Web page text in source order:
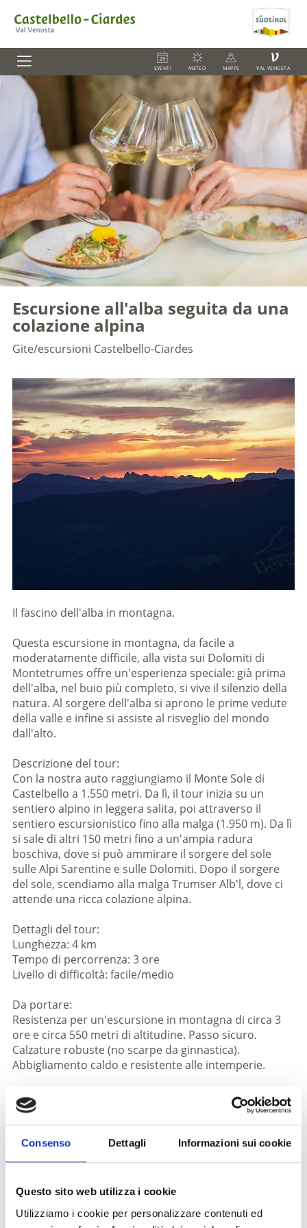
Consenso Dettagli Informazioni sui cookie
Questo sito web utilizza i cookie
Utilizziamo i cookie per personalizzare contenuti ed
EVENTI METEO MAPPS
V
VAL VENOSTA
Escursione all'alba seguita da una
colazione alpina
Gite/escursioni Castelbello-Ciardes
Il fascino dell'alba in montagna.
Questa escursione in montagna, da facile a
moderatamente difficile, alla vista sui Dolomiti di
Montetrumes offre un'esperienza speciale: già prima
dell'alba, nel buio più completo, si vive il silenzio della
natura. Al sorgere dell'alba si aprono le prime vedute
della valle e infine si assiste al risveglio del mondo
dall'alto.
Descrizione del tour:
Con la nostra auto raggiungiamo il Monte Sole di
Castelbello a 1.550 metri. Da lì, il tour inizia su un
sentiero alpino in leggera salita, poi attraverso il
sentiero escursionistico fino alla malga (1.950 m). Da lì
si sale di altri 150 metri fino a un'ampia radura
boschiva, dove si può ammirare il sorgere del sole
sulle Alpi Sarentine e sulle Dolomiti. Dopo il sorgere
del sole, scendiamo alla malga Trumser Alb'l, dove ci
attende una ricca colazione alpina.
Dettagli del tour:
Lunghezza: 4 km
Tempo di percorrenza: 3 ore
Livello di difficoltà: facile/medio
Da portare:
Resistenza per un'escursione in montagna di circa 3
ore e circa 550 metri di altitudine. Passo sicuro.
Calzature robuste (no scarpe da ginnastica).
Abbigliamento caldo e resistente alle intemperie.
Non dimenticare la lampada frontale o la torcia!!
https://www.kastelbell-tschars.com
Iscrizione richiesta